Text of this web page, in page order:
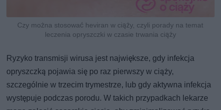
Czy można stosować heviran w ciąży, czyli porady na temat
leczenia opryszczki w czasie trwania ciąży
Ryzyko transmisji wirusa jest największe, gdy infekcja
opryszczką pojawia się po raz pierwszy w ciąży,
szczególnie w trzecim trymestrze, lub gdy aktywna infekcja
występuje podczas porodu. W takich przypadkach lekarze